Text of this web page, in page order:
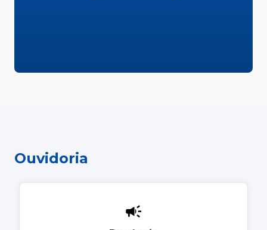
Ouvidoria